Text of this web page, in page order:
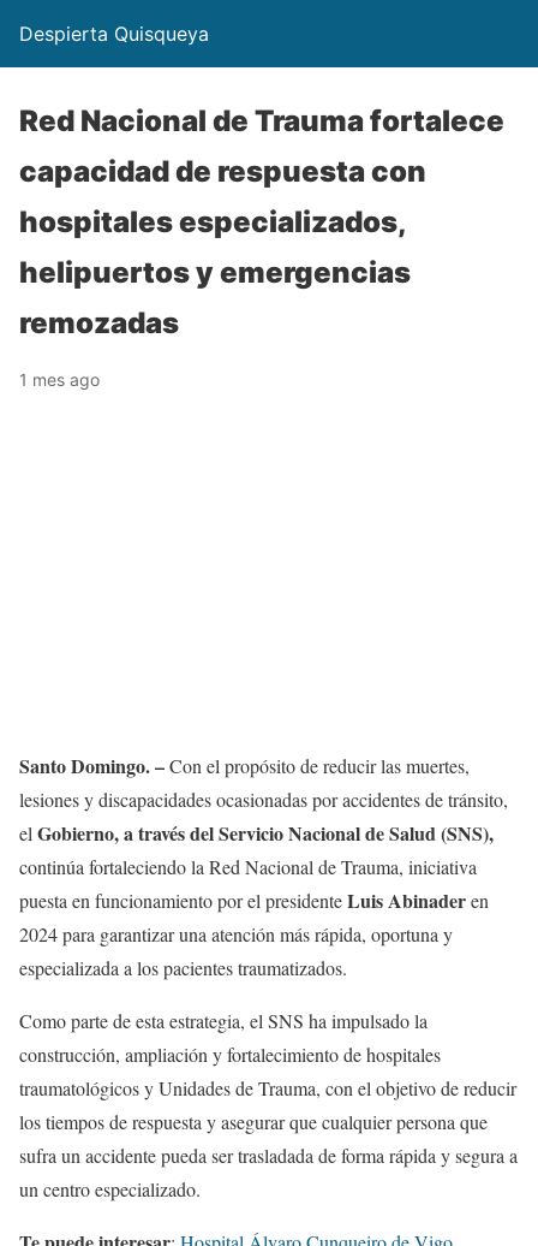
Despierta Quisqueya
Red Nacional de Trauma fortalece
capacidad de respuesta con
hospitales especializados,
helipuertos y emergencias
remozadas
1 mes ago
Santo Domingo. –Con el propósito de reducir las muertes,
lesiones y discapacidades ocasionadas por accidentes de tránsito,
elGobierno, a través del Servicio Nacional de Salud (SNS),
continúa fortaleciendo la Red Nacional de Trauma, iniciativa
puesta en funcionamiento por el presidenteLuis Abinaderen
2024 para garantizar una atención más rápida, oportuna y
especializada a los pacientes traumatizados.
Como parte de esta estrategia, el SNS ha impulsado la
construcción, ampliación y fortalecimiento de hospitales
traumatológicos y Unidades de Trauma, con el objetivo de reducir
los tiempos de respuesta y asegurar que cualquier persona que
sufra un accidente pueda ser trasladada de forma rápida y segura a
un centro especializado.